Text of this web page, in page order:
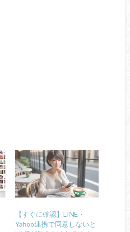
【すぐに確認】LINE・
Yahoo連携で同意しないと